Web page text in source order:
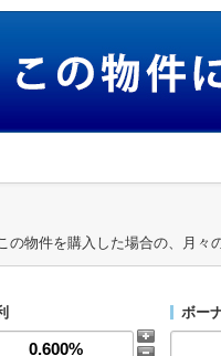
この物件を購入した場合の、月々
ボー